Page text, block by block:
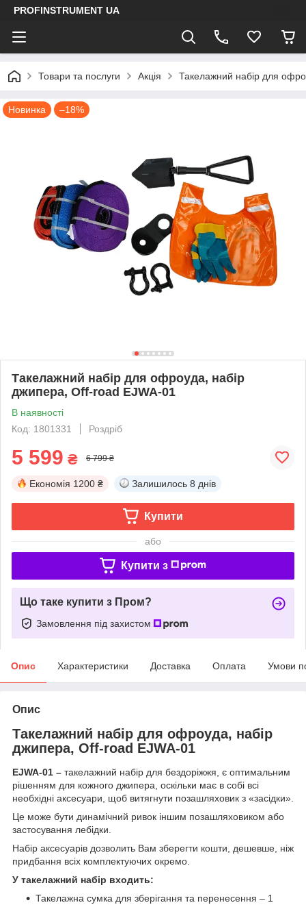
PROFINSTRUMENT UA
Товари та послуги Акція Такелажний набір для
Новинка –18%
Такелажний набір для офроуда, набір
джипера, Off-road EJWA-01
В наявності
Код: 1801331
Роздріб
5 599 ₴ 6 799 ₴
Економія 1200 ₴ Залишилось 8 днів
Купити
або
Купити з
Що таке купити з Пром?
Замовлення під захистом
Опис Характеристики Доставка Оплата Умови
Опис
Такелажний набір для офроуда, набір
джипера, Off-road EJWA-01
EJWA-01 – такелажний набір для бездоріжжя, є оптимальним
рішенням для кожного джипера, оскільки має в собі всі
необхідні аксесуари, щоб витягнути позашляховик з «засідки».
Це може бути динамічний ривок іншим позашляховиком або
застосування лебідки.
Набір аксесуарів дозволить Вам зберегти кошти, дешевше, ніж
придбання всіх комплектуючих окремо.
У такелажний набір входить:
Такелажна сумка для зберігання та перенесення – 1